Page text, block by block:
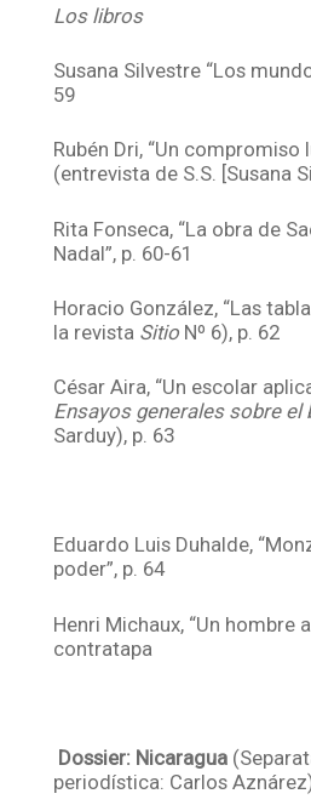
Los libros
Susana Silvestre “Los
59
Rubén Dri, “Un compromiso
(entrevista de S.S. [Susana
Rita Fonseca, “La obra de
Nadal”, p. 60-61
Horacio González, “Las
la revista Sitio Nº 6), p. 62
César Aira, “Un escolar
Ensayos generales sobre el
Sarduy), p. 63
Eduardo Luis Duhalde,
poder”, p. 64
Henri Michaux, “Un hombre
contratapa
Dossier: Nicaragua
periodística: Carlos